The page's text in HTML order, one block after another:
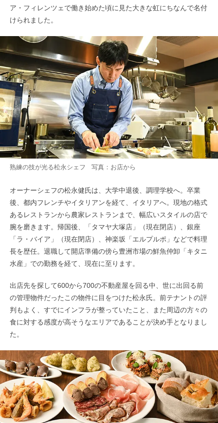
ア・フィレンツェで働き始めた頃に見た大きな虹にちなんで名付
けられました。
熟練の技が光る松永シェフ 写真：お店から
オーナーシェフの松永健氏は、大学中退後、調理学校へ。卒業
後、都内フレンチやイタリアンを経て、イタリアへ。現地の格式
あるレストランから農家レストランまで、幅広いスタイルの店で
腕を磨きます。帰国後、「タマヤ大塚店」（現在閉店）、銀座
「ラ・バイア」（現在閉店）、神楽坂「エルプルポ」などで料理
長を歴任。退職して開店準備の傍ら豊洲市場の鮮魚仲卸「キタニ
水産」での勤務を経て、現在に至ります。
出店先を探して600から700の不動産屋を回る中、世に出回る前
の管理物件だったこの物件に目をつけた松永氏。前テナントの評
判もよく、すでにインフラが整っていたこと、また周辺の方々の
食に対する感度が高そうなエリアであることが決め手となりまし
た。